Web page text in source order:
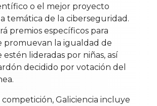
o el mejor proyecto
temática de la ciberseguridad.
premios específicos para
promuevan la igualdad de
lideradas por niñas, así
decidido por votación del
competición, Galiciencia incluye